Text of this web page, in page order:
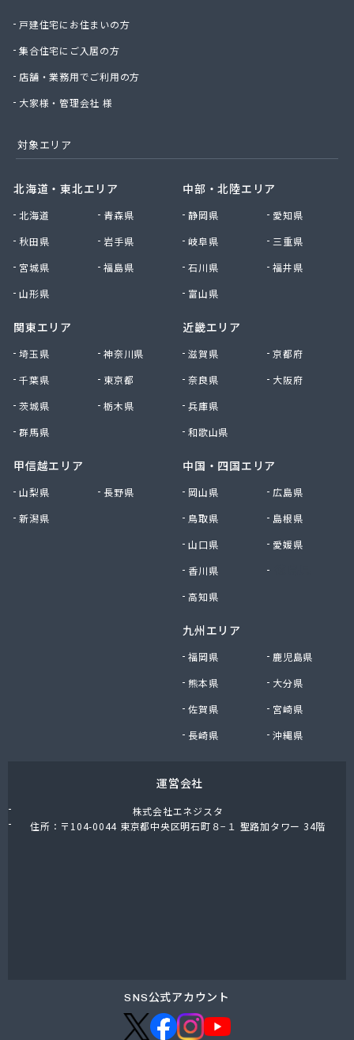
(株)山本商店
(株)山本松五郎商店
(株)志方商事
(株)紙透商店
(株)小山グループ
(株)小長井治郎商店
(株)湘南菱油瓦斯
(株)植村商店
(株)深沢商会
(株)神奈中商事
(株)須賀商店
(株)川島商店
(株)相北商事
(株)大神設備工業
(株)大八 金沢充填所
(株)大八 港南ガスサービスセンター
(株)滝本商店
(株)長尾商店
(株)田中泰治商店
岩谷産業(株) 横須賀工場
熊谷化学(株) 湘南営業所
戸建住宅にお住まいの方
集合住宅にご入居の方
店舗・業務用でご利用の方
大家様・管理会社 様
対象エリア
北海道・東北エリア
北海道
青森県
秋田県
岩手県
宮城県
福島県
山形県
関東エリア
埼玉県
神奈川県
千葉県
東京都
茨城県
栃木県
群馬県
甲信越エリア
山梨県
長野県
新潟県
中部・北陸エリア
静岡県
愛知県
岐阜県
三重県
石川県
福井県
富山県
近畿エリア
滋賀県
京都府
奈良県
大阪府
兵庫県
和歌山県
中国・四国エリア
岡山県
広島県
鳥取県
島根県
山口県
愛媛県
香川県
高知県
九州エリア
福岡県
鹿児島県
熊本県
大分県
佐賀県
宮崎県
長崎県
沖縄県
運営会社
株式会社エネジスタ
住所：〒104-0044 東京都中央区明石町８−１ 聖路加タワー 34階
SNS公式アカウント